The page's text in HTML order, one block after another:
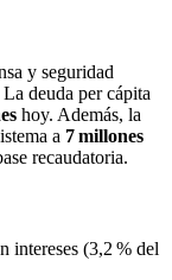
y seguridad
La deuda per cápita
hoy. Además, la
a 7 millones
recaudatoria.
intereses (3,2 % del